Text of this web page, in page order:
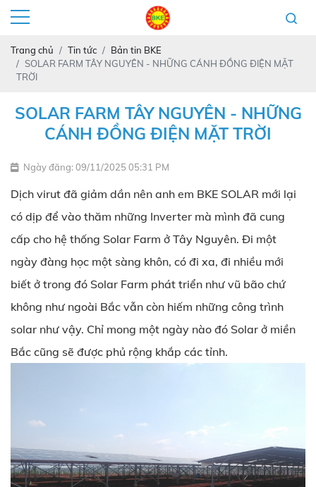
Trang chủ Tin tức
Bản tin BKE
SOLAR FARM TÂY NGUYÊN - NHỮNG CÁNH ĐỒNG ĐIỆN MẶT
TRỜI
SOLAR FARM TÂY NGUYÊN - NHỮNG
CÁNH ĐỒNG ĐIỆN MẶT TRỜI
Ngày đăng: 09/11/2025 05:31 PM
Dịch virut đã giảm dần nên anh em BKE SOLAR mới lại
có dịp để vào thăm những Inverter mà mình đã cung
cấp cho hệ thống Solar Farm ở Tây Nguyên. Đi một
ngày đàng học một sàng khôn, có đi xa, đi nhiều mới
biết ở trong đó Solar Farm phát triển như vũ bão chứ
không như ngoài Bắc vẫn còn hiếm những công trình
solar như vậy. Chỉ mong một ngày nào đó Solar ở miền
Bắc cũng sẽ được phủ rộng khắp các tỉnh.